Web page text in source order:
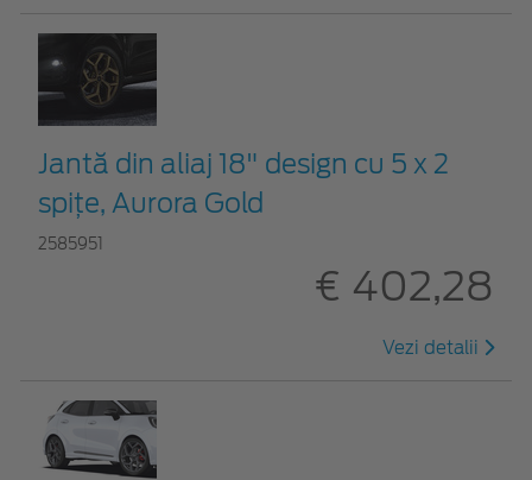
Jantă din aliaj 18" design cu 5 x 2
spițe, Aurora Gold
2585951
€ 402,28
Vezi detalii